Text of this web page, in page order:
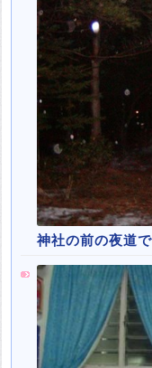
神社の前の夜道で